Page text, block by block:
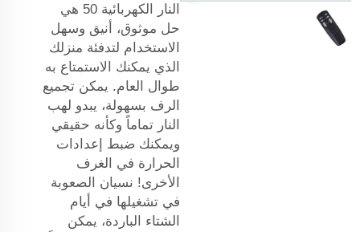
النار الكهربائية 50 هي
حل موثوق، أنيق وسهل
الاستخدام لتدفئة منزلك
الذي يمكنك الاستمتاع به
طوال العام. يمكن تجميع
الرف بسهولة، يبدو لهب
النار تماماً وكأنه حقيقي
ويمكنك ضبط إعدادات
الحرارة في الغرف
الأخرى! نسيان الصعوبة
في تشغيلها في أيام
الشتاء الباردة، يمكن